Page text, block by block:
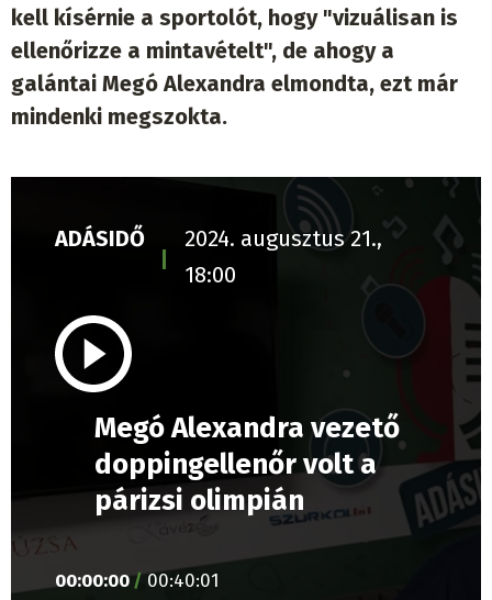
kell kísérnie a sportolót, hogy "vizuálisan is
ellenőrizze a mintavételt", de ahogy a
galántai Megó Alexandra elmondta, ezt már
mindenki megszokta.
ADÁSIDŐ
2024. augusztus 21.,
18:00
Megó Alexandra vezető
doppingellenőr volt a
párizsi olimpián
00:00:00/00:40:01